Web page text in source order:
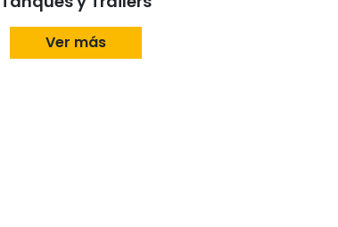
Ver más